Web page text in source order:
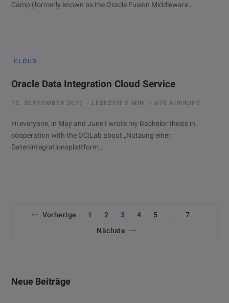
Camp (formerly known as the Oracle Fusion Middleware…
CLOUD
Oracle Data Integration Cloud Service
13. SEPTEMBER 2017 LESEZEIT 2 MIN. 679 AUFRUFE
Hi everyone, in May and June I wrote my Bachelor thesis in
cooperation with the OC|Lab about „Nutzung einer
Datenintegrationsplattform…
Vorherige 1 2 3 4 5 …
7
Nächste
Neue Beiträge